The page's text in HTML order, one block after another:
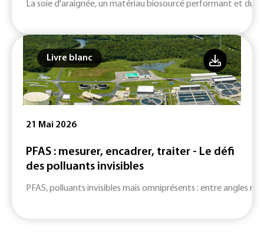
La soie d'araignée, un matériau biosourcé performant et
Livre blanc
21 Mai 2026
PFAS : mesurer, encadrer, traiter - Le défi
des polluants invisibles
PFAS, polluants invisibles mais omniprésents : entre angles